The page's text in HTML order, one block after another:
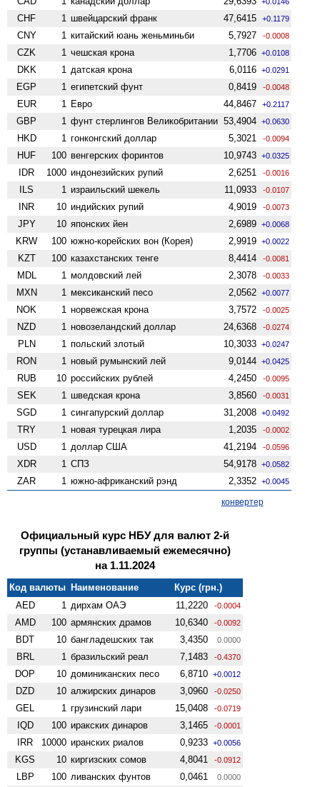
CHF 1 швейцарский франк 47,6415 +0.1179
CNY 1 китайский юань женьминьби 5,7927 -0.0008
CZK 1 чешская крона 1,7706 +0.0108
DKK 1 датская крона 6,0116 +0.0291
EGP 1 египетский фунт 0,8419 -0.0048
EUR 1 Евро 44,8467 +0.2117
GBP 1 фунт стерлингов Велико­британии 53,4904 +0.0630
HKD 1 гонконгский доллар 5,3021 -0.0094
HUF 100 венгерских форинтов 10,9743 +0.0325
IDR 1000 индонезийских рупий 2,6251 -0.0016
ILS 1 израильский шекель 11,0933 -0.0107
INR 10 индийских рупий 4,9019 -0.0073
JPY 10 японских йен 2,6989 +0.0068
KRW 100 южно-корейских вон (Корея) 2,9919 +0.0022
KZT 100 казахстанских тенге 8,4414 -0.0081
MDL 1 молдовский лей 2,3078 -0.0033
MXN 1 мексиканский песо 2,0562 +0.0077
NOK 1 норвежская крона 3,7572 -0.0025
NZD 1 ново­зеландский доллар 24,6368 -0.0274
PLN 1 польский злотый 10,3033 +0.0247
RON 1 новый румынский лей 9,0144 +0.0425
RUB 10 российских рублей 4,2450 -0.0095
SEK 1 шведская крона 3,8560 -0.0031
SGD 1 сингапурский доллар 31,2008 +0.0492
TRY 1 новая турецкая лира 1,2035 -0.0002
USD 1 доллар США 41,2194 -0.0596
XDR 1 СПЗ 54,9178 +0.0582
ZAR 1 южно-африканский рэнд 2,3352 +0.0045
конвертер
Официальный курс НБУ для валют 2-й
группы (устанавливаемый ежемесячно)
на 1.11.2024
Код валюты Наименование
Курс (грн.)
AED
1 дирхам ОАЭ 11,2220 -0.0004
AMD 100 армянских драмов 10,6340 -0.0092
BDT 10 бангладешских так 3,4350 0.0000
BRL 1 бразильский реал 7,1483 -0.4370
DOP 10 доминиканских песо 6,8710 +0.0012
DZD 10 алжирских динаров 3,0960 -0.0250
GEL 1 грузинский лари 15,0408 -0.0719
IQD 100 иракских динаров 3,1465 -0.0001
IRR 10000 иранских риалов 0,9233 +0.0056
KGS 10 киргизских сомов 4,8041 -0.0912
LBP 100 ливанских фунтов 0,0461 0.0000